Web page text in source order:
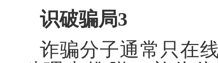
识破骗局3
诈骗分子通常只在